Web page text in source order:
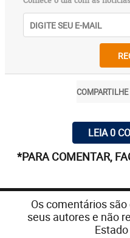
COMPARTILHE
LEIA 0
*PARA COMENTAR,
Os comentários
seus autores e não